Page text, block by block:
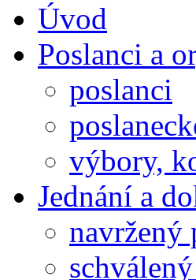
Úvod
Poslanci a
poslanci
výbory,
Jednání a
navržený